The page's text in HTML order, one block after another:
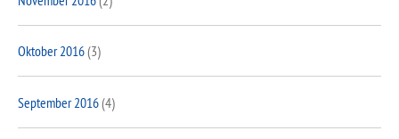
Oktober 2016(3)
September 2016(4)